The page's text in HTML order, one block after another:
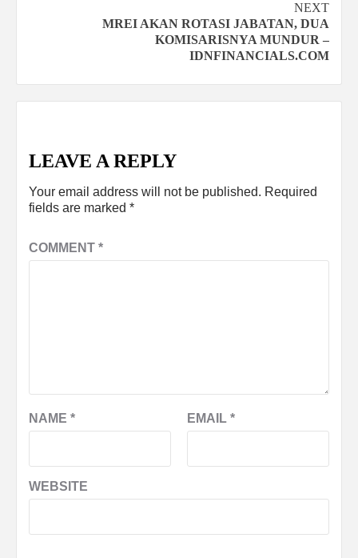
NEXT
MREI AKAN ROTASI JABATAN, DUA
KOMISARISNYA MUNDUR –
IDNFINANCIALS.COM
LEAVE A REPLY
Your email address will not be published. Required
fields are marked *
COMMENT *
NAME * EMAIL *
WEBSITE